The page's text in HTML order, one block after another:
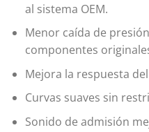
al sistema OEM.
Menor caída de
componentes
Mejora la respuesta
Curvas suaves sin
Sonido de admisión